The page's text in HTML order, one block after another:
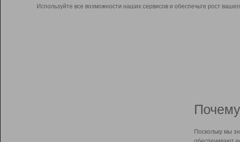
Используйте все возможности наших сервисов и обеспечьте рост
Поскольку мы